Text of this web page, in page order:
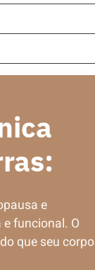
e
funcional. O
que seu corpo